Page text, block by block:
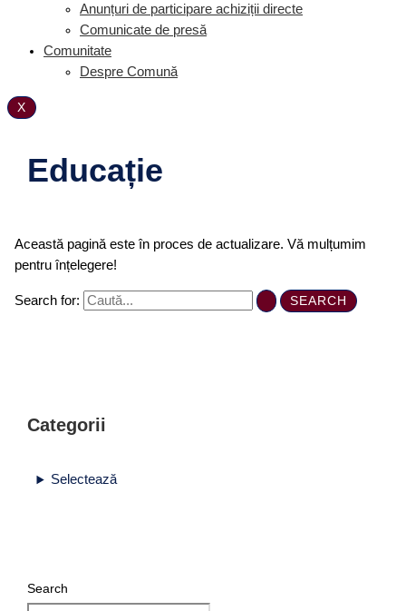
Anunțuri de participare achiziții directe
Comunicate de presă
Comunitate
Despre Comună
X
Educație
Această pagină este în proces de actualizare. Vă mulțumim
pentru înțelegere!
Search for:
Categorii
Selectează
Search